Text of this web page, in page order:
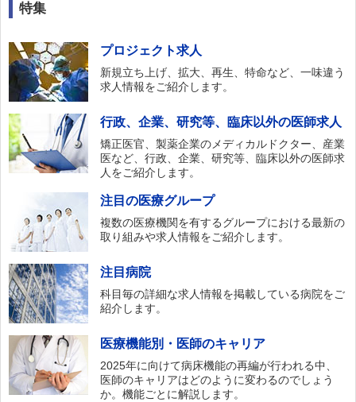
特集
プロジェクト求人
新規立ち上げ、拡大、再生、特命など、一味違う
求人情報をご紹介します。
行政、企業、研究等、臨床以外の医師求人
矯正医官、製薬企業のメディカルドクター、産業
医など、行政、企業、研究等、臨床以外の医師求
人をご紹介します。
注目の医療グループ
複数の医療機関を有するグループにおける最新の
取り組みや求人情報をご紹介します。
注目病院
科目毎の詳細な求人情報を掲載している病院をご
紹介します。
医療機能別・医師のキャリア
2025年に向けて病床機能の再編が行われる中、
医師のキャリアはどのように変わるのでしょう
か。機能ごとに解説します。